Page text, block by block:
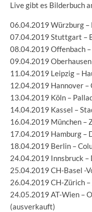
Live gibt es Bilderbuch
06.04.2019 Würzburg –
07.04.2019 Stuttgart –
08.04.2019 Offenbach
09.04.2019
11.04.2019 Leipzig –
12.04.2019 Hannover –
13.04.2019 Köln –
14.04.2019 Kassel –
16.04.2019 München –
17.04.2019 Hamburg –
18.04.2019 Berlin –
24.04.2019 Innsbruck –
25.04.2019 CH-Basel -
26.04.2019 CH-Zürich –
24.05.2019 AT-Wien –
(ausverkauft)